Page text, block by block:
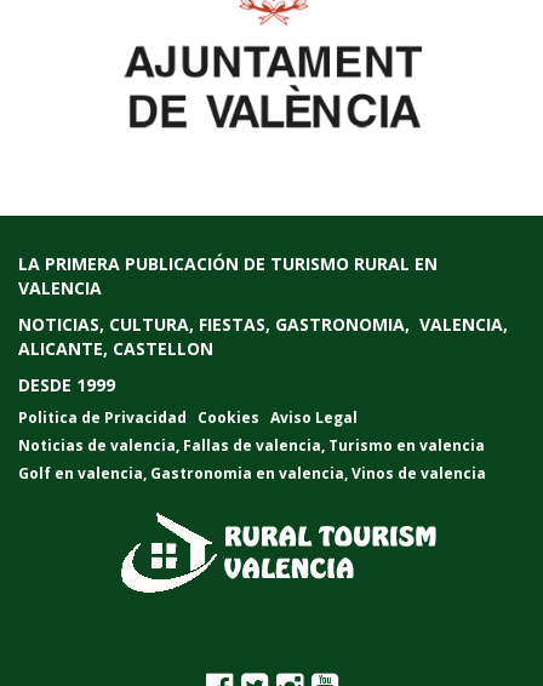
LA PRIMERA PUBLICACIÓN DE TURISMO RURAL EN
VALENCIA
NOTICIAS, CULTURA, FIESTAS, GASTRONOMIA, VALENCIA,
ALICANTE, CASTELLON
DESDE 1999
Politica de Privacidad Cookies Aviso Legal
Noticias de valencia, Fallas de valencia, Turismo en valencia
Golf en valencia, Gastronomia en valencia,Vinos de valencia